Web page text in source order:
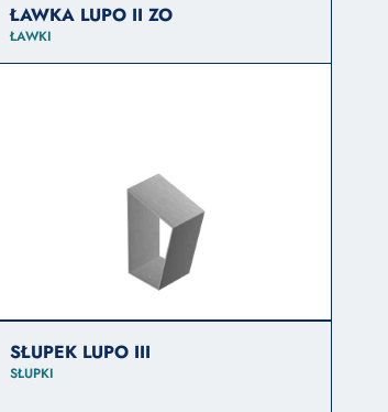
ŁAWKA LUPO II ZO
ŁAWKI
SŁUPEK LUPO III
SŁUPKI